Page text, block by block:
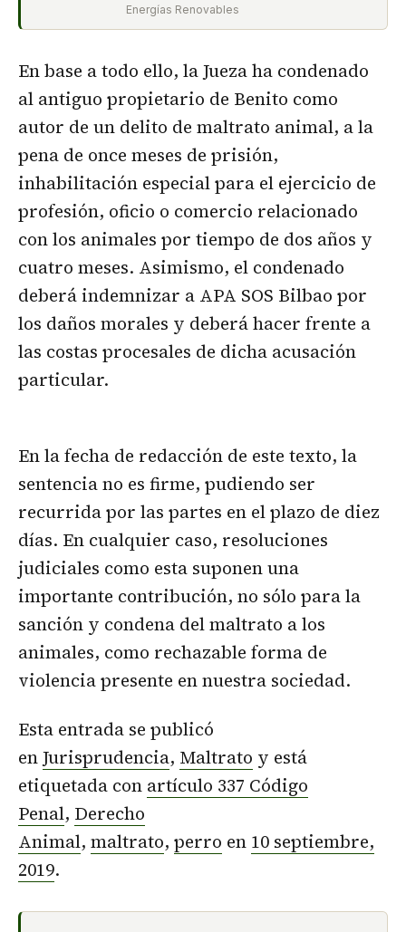
Energías Renovables
En base a todo ello, la Jueza ha condenado
al antiguo propietario de Benito como
autor de un delito de maltrato animal, a la
pena de once meses de prisión,
inhabilitación especial para el ejercicio de
profesión, oficio o comercio relacionado
con los animales por tiempo de dos años y
cuatro meses. Asimismo, el condenado
deberá indemnizar a APA SOS Bilbao por
los daños morales y deberá hacer frente a
las costas procesales de dicha acusación
particular.
En la fecha de redacción de este texto, la
sentencia no es firme, pudiendo ser
recurrida por las partes en el plazo de diez
días. En cualquier caso, resoluciones
judiciales como esta suponen una
importante contribución, no sólo para la
sanción y condena del maltrato a los
animales, como rechazable forma de
violencia presente en nuestra sociedad.
Esta entrada se publicó
enJurisprudencia, Maltrato y está
etiquetada con artículo 337 Código
Penal, Derecho
Animal, maltrato, perro en 10 septiembre,
2019.